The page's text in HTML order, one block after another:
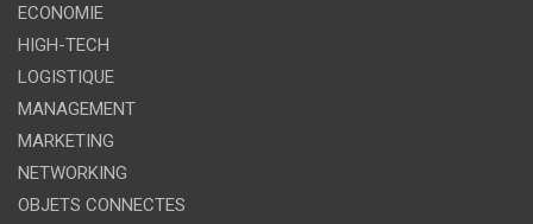
ECONOMIE
HIGH-TECH
LOGISTIQUE
MANAGEMENT
MARKETING
NETWORKING
OBJETS CONNECTES